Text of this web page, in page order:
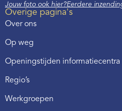
Jouw foto ook hier?Eerdere
Overige pagina's
Over ons
Op weg
Openingstijden informatiecentra
Regio’s
Werkgroepen